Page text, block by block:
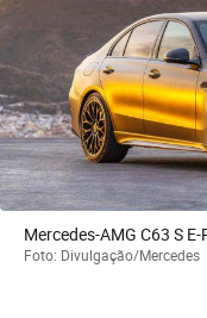
Mercedes-AMG C63 S
Foto: Divulgação/Mercedes